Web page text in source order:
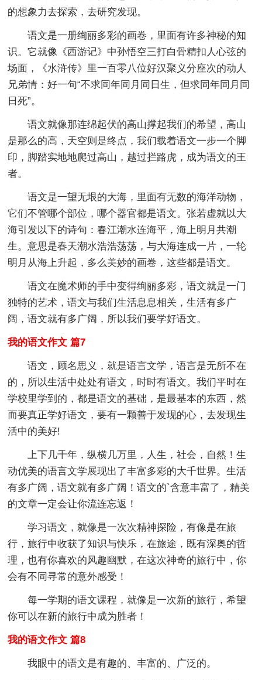
的想象力去探索，去研究发现。
语文是一册绚丽多彩的画卷，里面有许多神秘的知
识。它就像《西游记》中孙悟空三打白骨精扣人心弦的
场面，《水浒传》里一百零八位好汉聚义分座次的动人
兄弟情：好一句“不求同年同月同日生，但求同年同月同
日死”。
语文就像那连绵起伏的高山撑起我们的希望，高山
是那么的高，天空则是终点，我们载着语文一步一个脚
印，脚踏实地地爬过高山，越过拦路虎，成为语文的王
者。
语文是一望无垠的大海，里面有无数的海洋动物，
它们不管哪个部位，哪个器官都是语文。张若虚就以大
海引发以下的诗句：春江潮水连海平，海上明月共潮
生。意思是春天潮水浩浩荡荡，与大海连成一片，一轮
明月从海上升起，多么美妙的画卷，这些都是语文。
语文在魔术师的手中变得绚丽多彩，语文就是一门
独特的艺术，语文与我们生活息息相关，生活有多广
阔，语文就有多广阔，所以我们要学好语文。
我的语文作文 篇7
语文，顾名思义，就是语言文学，语言是无所不在
的，所以生活中处处有语文，时时有语文。我们平时在
学校里学到的，都是语文的基础，是最基本的东西，然
而要真正学好语文，要有一颗善于发现的心，去发现生
活中的美好!
上下几千年，纵横几万里，人生，社会，自然！生
动优美的语言文学展现出了丰富多彩的大千世界。生活
有多广阔，语文就有多广阔！语文的`含意丰富了，精美
的文章一定会让你流连忘返！
学习语文，就像是一次次精神探险，有像是在旅
行，旅行中收获了知识与快乐，在旅途，既有深奥的哲
理，也有你喜欢的风趣幽默，在这次神奇的旅行中，你
会有不同寻常的意外感受！
每一学期的语文课程，就像是一次新的旅行，希望
你可以在新的旅行中成为胜者！
我的语文作文 篇8
我眼中的语文是有趣的、丰富的、广泛的。